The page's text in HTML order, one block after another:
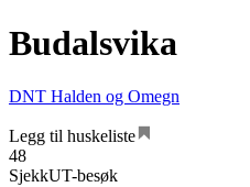
Budalsvika
DNT Halden og Omegn
Legg til huskeliste
48
SjekkUT-besøk